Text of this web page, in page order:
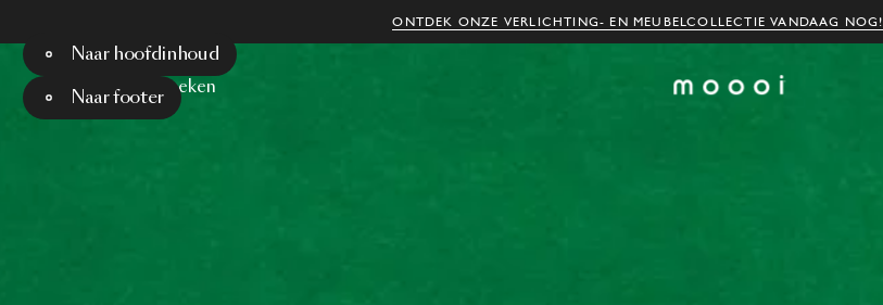
ONTDEK ONZE VERLICHTING- EN MEUBELCOLLECTIE VANDAAG NOG!
Naar hoofdinhoud
Naar footer
Menu Zoeken